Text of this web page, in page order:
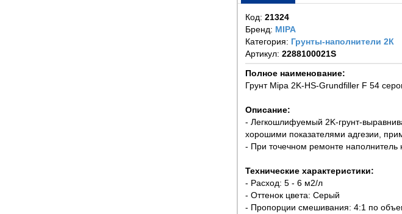
Код: 21324
Бренд: MIPA
Категория: Грунты-наполнители 2К
Артикул: 2288100021S
Полное наименование:
Грунт Mipa 2K-HS-Grundfiller F 54
Описание:
- Легкошлифуемый 2K-грунт-
хорошими показателями адгезии,
- При точечном ремонте наполнитель
Технические характеристики:
- Расход: 5 - 6 м2/л
- Оттенок цвета: Cерый
- Пропорции смешивания: 4:1 по